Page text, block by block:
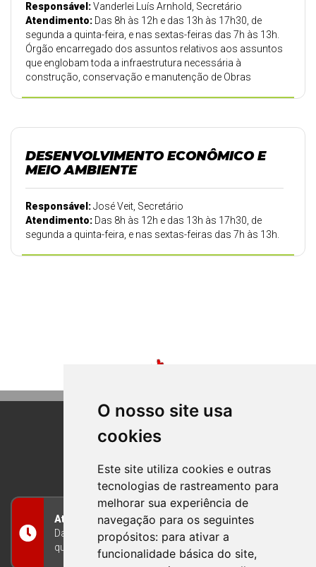
O nosso site usa
cookies
Este site utiliza cookies e outras
tecnologias de rastreamento para
melhorar sua experiência de
navegação para os seguintes
propósitos: para ativar a
funcionalidade básica do site,
Responsável:Vanderlei Luís Arnhold, Secretário
Atendimento: Das 8h às 12h e das 13h às 17h30, de
segunda a quinta-feira, e nas sextas-feiras das 7h às 13h.
Órgão encarregado dos assuntos relativos aos assuntos
que englobam toda a infraestrutura necessária à
construção, conservação e manutenção de Obras
DESENVOLVIMENTO ECONÔMICO E
MEIO AMBIENTE
Responsável:José Veit, Secretário
Atendimento: Das 8h às 12h e das 13h às 17h30, de
segunda a quinta-feira, e nas sextas-feiras das 7h às 13h.
BOM PRINCIPIO
RIO GRANDE DO SUL
Atendimento
Das 8h às 12h e das 13h às 17h30, de segunda a
quinta-feira, e nas sextas-feiras das 7h às 13h